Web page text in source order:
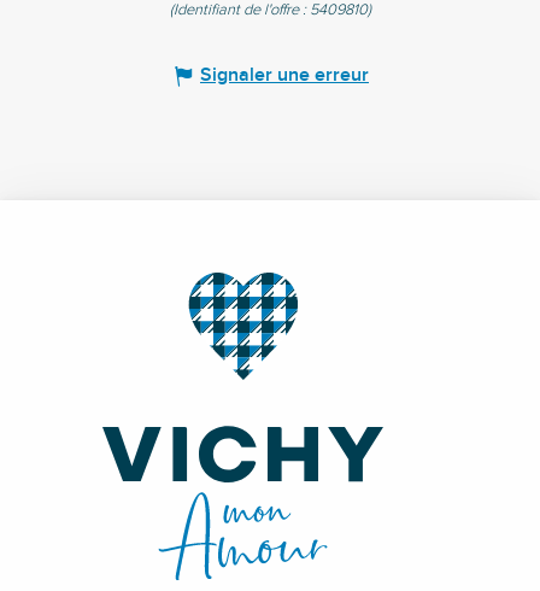
(Identifiant de l'offre : 5409810)
Signaler une erreur